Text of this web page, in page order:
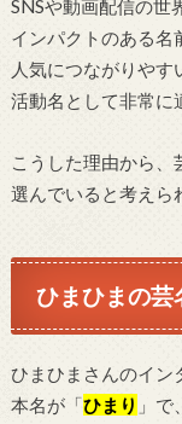
SNSや動画配信の世
インパクトのある名
人気につながりやす
活動名として非常に
こうした理由から、
選んでいると考えら
ひまひまの芸
ひまひまさんのイン
本名が「ひまり 」で